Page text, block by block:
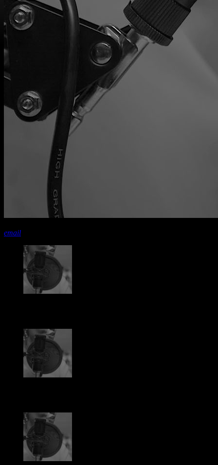
email